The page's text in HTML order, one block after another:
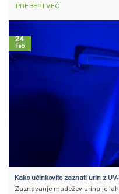
PREBERI VEČ
Kako učinkovito zaznati urin z
Zaznavanje madežev urina je
24
Feb